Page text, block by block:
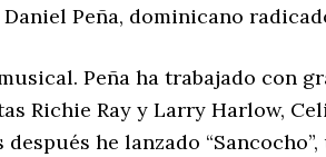
Peña, dominicano
Peña ha trabajado con
Richie Ray y Larry Harlow,
he lanzado